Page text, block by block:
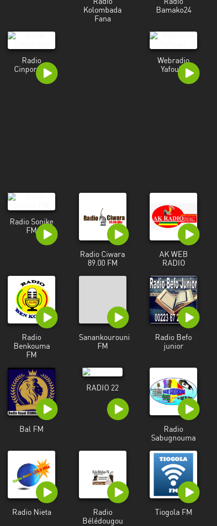
Radio
Kolombada
Fana
Radio
Bamako24
Radio
Cinporogo
Webradio
Yafouke
Radio Sonike
FM
Radio Ciwara
89.00 FM
AK WEB
RADIO
Radio
Benkouma
FM
Sanankourouni
FM
Radio Befo
junior
Bal FM
RADIO 22
Radio
Sabugnouma
Radio Nieta
Radio
Bélédougou
Tiogola FM